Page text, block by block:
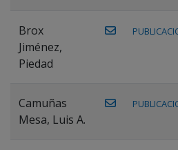
Brox
Jiménez,
Piedad
Camuñas
Mesa, Luis A.